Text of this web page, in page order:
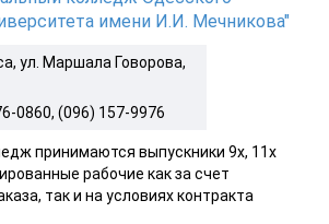
имени И.И. Мечникова"
ул. Маршала Говорова,
0860, (096) 157-9976
принимаются выпускники 9х, 11х
рабочие как за счет
так и на условиях контракта